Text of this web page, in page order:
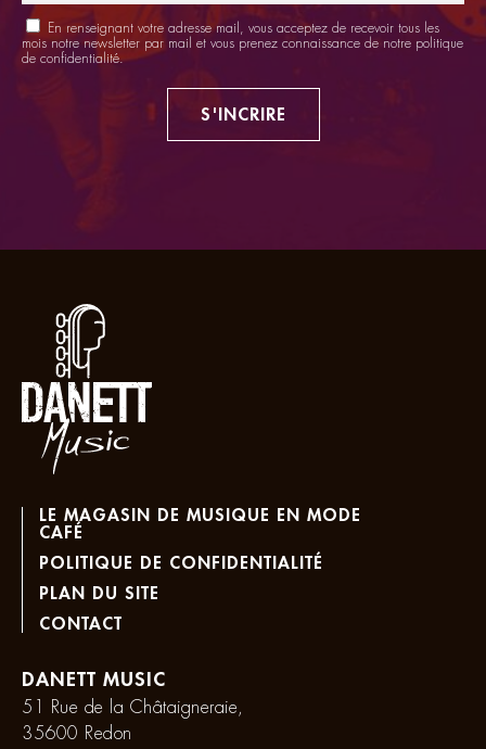
En renseignant votre adresse mail, vous acceptez de recevoir tous les
mois notre newsletter par mail et vous prenez connaissance de notre politique
de confidentialité.
S'INCRIRE
LE MAGASIN DE MUSIQUE EN MODE
CAFÉ
POLITIQUE DE CONFIDENTIALITÉ
PLAN DU SITE
CONTACT
DANETT MUSIC
51 Rue de la Châtaigneraie,
35600 Redon